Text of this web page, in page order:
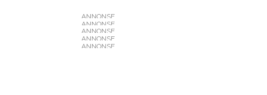
ANNONSE
ANNONSE
ANNONSE
ANNONSE
ANNONSE